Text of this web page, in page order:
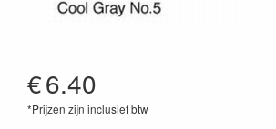
€6.40
*Prijzen zijn inclusief btw